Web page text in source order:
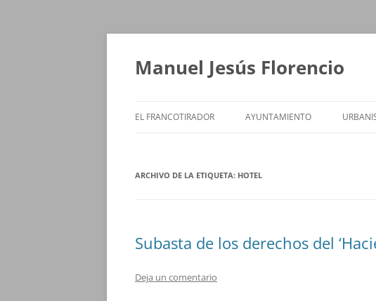
Saltar
Manuel Jesús Florencio
EL FRANCOTIRADOR AYUNTAMIENTO
ARCHIVO DE LA ETIQUETA: HOTEL
Subasta de los derechos del
Deja un comentario